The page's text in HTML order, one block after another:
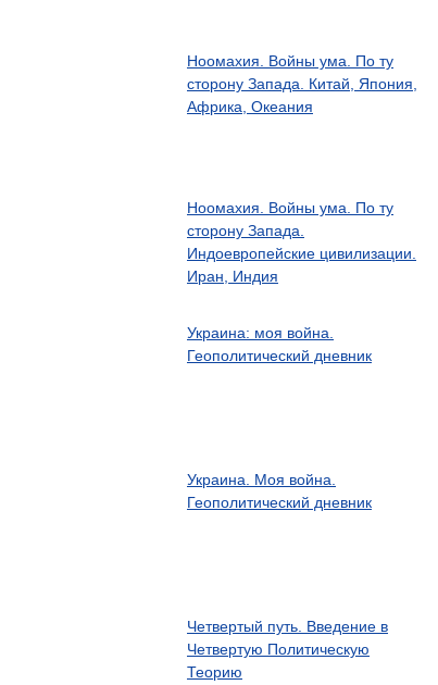
Ноомахия. Войны ума. По ту
сторону Запада. Китай, Япония,
Африка, Океания
Ноомахия. Войны ума. По ту
сторону Запада.
Индоевропейские цивилизации.
Иран, Индия
Украина: моя война.
Геополитический дневник
Украина. Моя война.
Геополитический дневник
Четвертый путь. Введение в
Четвертую Политическую
Теорию